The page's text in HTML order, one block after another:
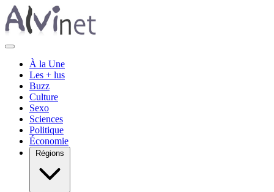
À la Une
Les + lus
Buzz
Culture
Sexo
Sciences
Politique
Économie
Régions